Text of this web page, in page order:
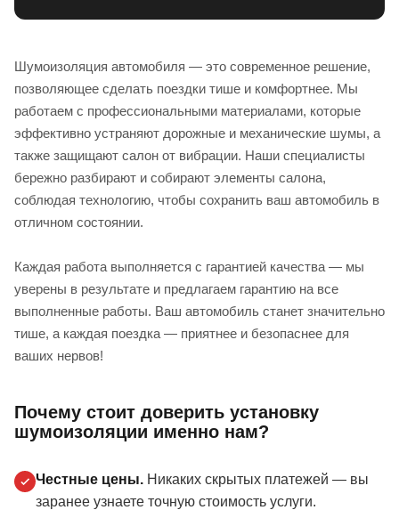
Шумоизоляция автомобиля — это современное решение,
позволяющее сделать поездки тише и комфортнее. Мы
работаем с профессиональными материалами, которые
эффективно устраняют дорожные и механические шумы, а
также защищают салон от вибрации. Наши специалисты
бережно разбирают и собирают элементы салона,
соблюдая технологию, чтобы сохранить ваш автомобиль в
отличном состоянии.
Каждая работа выполняется с гарантией качества — мы
уверены в результате и предлагаем гарантию на все
выполненные работы. Ваш автомобиль станет значительно
тише, а каждая поездка — приятнее и безопаснее для
ваших нервов!
Почему стоит доверить установку
шумоизоляции именно нам?
Честные цены. Никаких скрытых платежей — вы
заранее узнаете точную стоимость услуги.